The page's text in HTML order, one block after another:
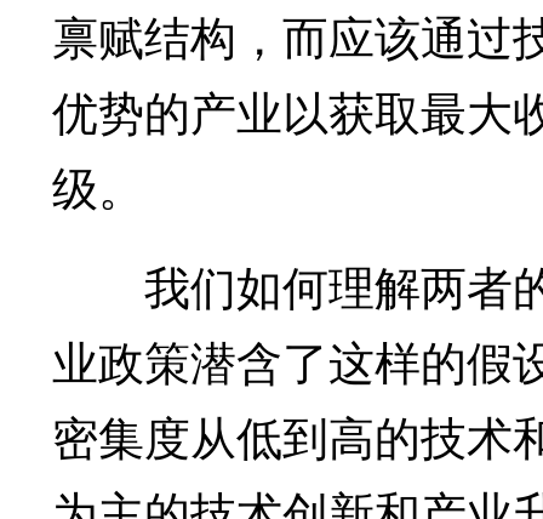
禀赋结构，而应该通过
优势的产业以获取最大
级。
我们如何理解两者
业政策潜含了这样的假
密集度从低到高的技术